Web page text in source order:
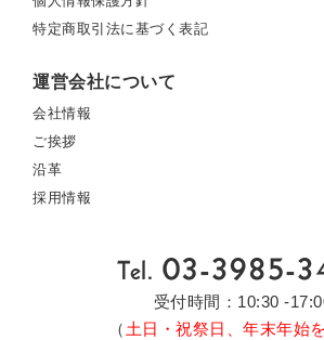
特定商取引法に基づく表記
運営会社について
会社情報
ご挨拶
沿革
採用情報
受付時間：10:30 -
（ 土日・祝祭日、年末年始